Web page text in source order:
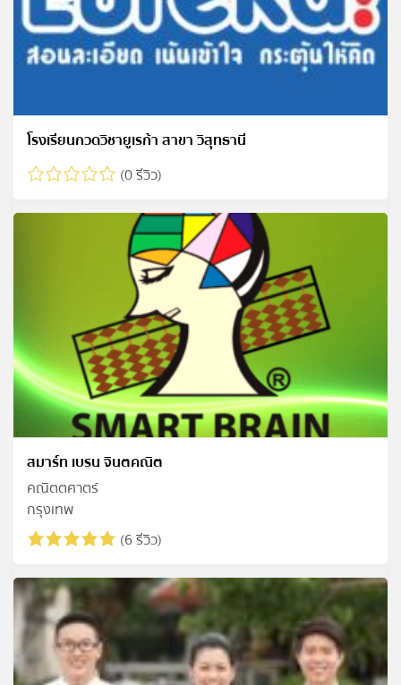
โรงเรียนกวดวิชายูเรก้า สาขา วิสุทธานี
(0 รีวิว)
สมาร์ท เบรน จินตคณิต
คณิตตศาตร์
กรุงเทพ
(6 รีวิว)